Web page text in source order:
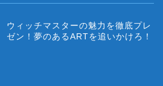
ウィッチマスターの魅力を徹底プレ
ゼン！夢のあるARTを追いかけろ！